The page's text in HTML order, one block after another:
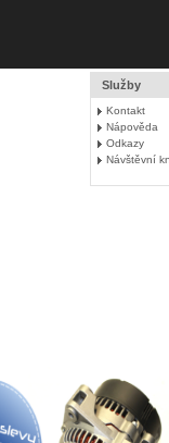
Služby
Kontakt
Nápověda
Odkazy
Návštěvní